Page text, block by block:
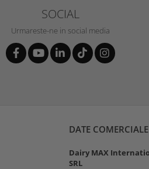
SOCIAL
Urmareste-ne in social media
DATE COMERCIALE
Dairy MAX
SRL